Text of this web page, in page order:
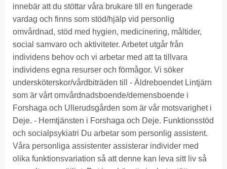
innebär att du stöttar våra brukare till en fungerade
vardag och finns som stöd/hjälp vid personlig
omvårdnad, stöd med hygien, medicinering, måltider,
social samvaro och aktiviteter. Arbetet utgår från
individens behov och vi arbetar med att ta tillvara
individens egna resurser och förmågor. Vi söker
undersköterskor/vårdbiträden till - Äldreboendet Lintjärn
som är vårt omvårdnadsboende/demensboende i
Forshaga och Ullerudsgården som är vår motsvarighet i
Deje. - Hemtjänsten i Forshaga och Deje. Funktionsstöd
och socialpsykiatri Du arbetar som personlig assistent.
Våra personliga assistenter assisterar individer med
olika funktionsvariation så att denne kan leva sitt liv så